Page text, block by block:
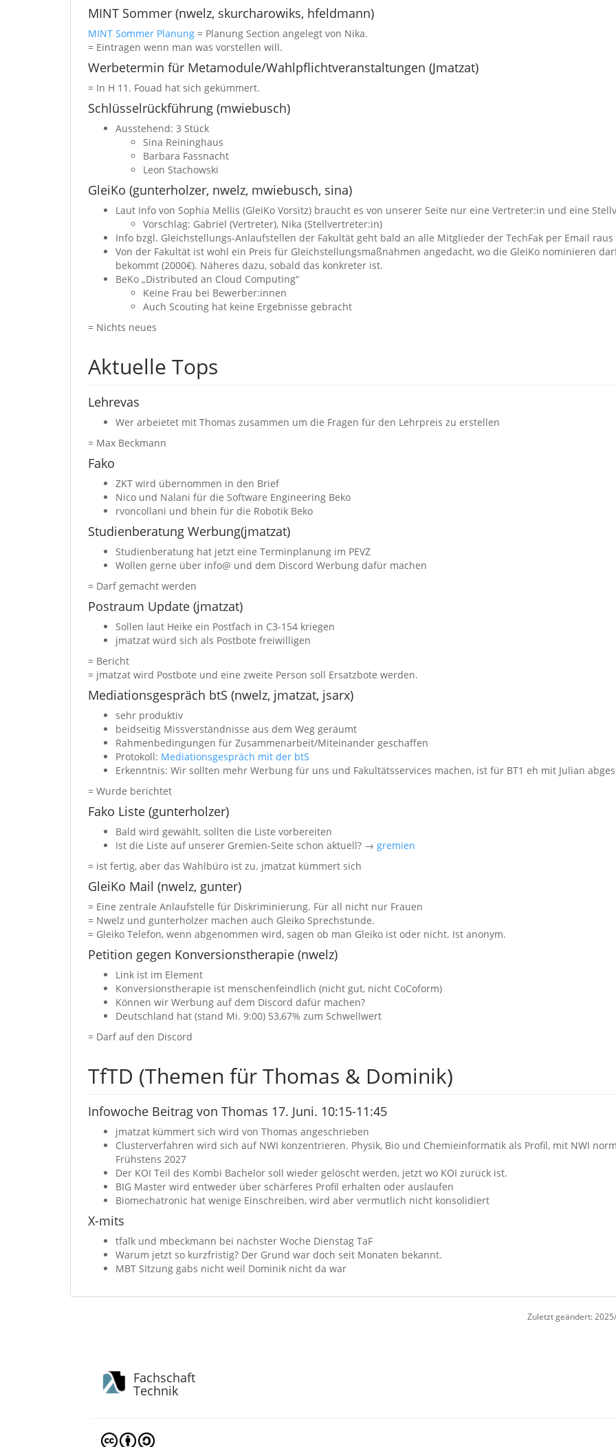
MINT Sommer (nwelz, skurcharowiks, hfeldmann)
MINT Sommer Planung = Planung Section angelegt von Nika.
= Eintragen wenn man was vorstellen will.
Werbetermin für Metamodule/Wahlpflichtveranstaltungen (Jmatzat)
= In H 11. Fouad hat sich gekümmert.
Schlüsselrückführung (mwiebusch)
Ausstehend: 3 Stück
Sina Reininghaus
Barbara Fassnacht
Leon Stachowski
GleiKo (gunterholzer, nwelz, mwiebusch, sina)
Laut Info von Sophia Mellis (GleiKo Vorsitz) braucht es von unserer Seite nur eine Vertreter:in und eine
Vorschlag: Gabriel (Vertreter), Nika (Stellvertreter:in)
Info bzgl. Gleichstellungs-Anlaufstellen der Fakultät geht bald an alle Mitglieder der TechFak per Email raus
Von der Fakultät ist wohl ein Preis für Gleichstellungsmaßnahmen angedacht, wo die GleiKo nominieren
bekommt (2000€). Näheres dazu, sobald das konkreter ist.
BeKo „Distributed an Cloud Computing“
Keine Frau bei Bewerber:innen
Auch Scouting hat keine Ergebnisse gebracht
= Nichts neues
Aktuelle Tops
Lehrevas
Wer arbeietet mit Thomas zusammen um die Fragen für den Lehrpreis zu erstellen
= Max Beckmann
Fako
ZKT wird übernommen in den Brief
Nico und Nalani für die Software Engineering Beko
rvoncollani und bhein für die Robotik Beko
Studienberatung Werbung(jmatzat)
Studienberatung hat jetzt eine Terminplanung im PEVZ
Wollen gerne über info@ und dem Discord Werbung dafür machen
= Darf gemacht werden
Postraum Update (jmatzat)
Sollen laut Heike ein Postfach in C3-154 kriegen
jmatzat würd sich als Postbote freiwilligen
= Bericht
= jmatzat wird Postbote und eine zweite Person soll Ersatzbote werden.
Mediationsgespräch btS (nwelz, jmatzat, jsarx)
sehr produktiv
beidseitig Missverständnisse aus dem Weg geräumt
Rahmenbedingungen für Zusammenarbeit/Miteinander geschaffen
Protokoll: Mediationsgespräch mit der btS
Erkenntnis: Wir sollten mehr Werbung für uns und Fakultätsservices machen, ist für BT1 eh mit Julian
= Wurde berichtet
Fako Liste (gunterholzer)
Bald wird gewählt, sollten die Liste vorbereiten
Ist die Liste auf unserer Gremien-Seite schon aktuell? → gremien
= ist fertig, aber das Wahlbüro ist zu. jmatzat kümmert sich
GleiKo Mail (nwelz, gunter)
= Eine zentrale Anlaufstelle für Diskriminierung. Für all nicht nur Frauen
= Nwelz und gunterholzer machen auch Gleiko Sprechstunde.
= Gleiko Telefon, wenn abgenommen wird, sagen ob man Gleiko ist oder nicht. Ist anonym.
Petition gegen Konversionstherapie (nwelz)
Link ist im Element
Konversionstherapie ist menschenfeindlich (nicht gut, nicht CoCoform)
Können wir Werbung auf dem Discord dafür machen?
Deutschland hat (stand Mi. 9:00) 53,67% zum Schwellwert
= Darf auf den Discord
TfTD (Themen für Thomas & Dominik)
Infowoche Beitrag von Thomas 17. Juni. 10:15-11:45
jmatzat kümmert sich wird von Thomas angeschrieben
Clusterverfahren wird sich auf NWI konzentrieren. Physik, Bio und Chemieinformatik als Profil, mit NWI
Frühstens 2027
Der KOI Teil des Kombi Bachelor soll wieder gelöscht werden, jetzt wo KOI zurück ist.
BIG Master wird entweder über schärferes Profil erhalten oder auslaufen
Biomechatronic hat wenige Einschreiben, wird aber vermutlich nicht konsolidiert
X-mits
tfalk und mbeckmann bei nächster Woche Dienstag TaF
Warum jetzt so kurzfristig? Der Grund war doch seit Monaten bekannt.
MBT SItzung gabs nicht weil Dominik nicht da war
Zuletzt geändert:
Fachschaft
Technik